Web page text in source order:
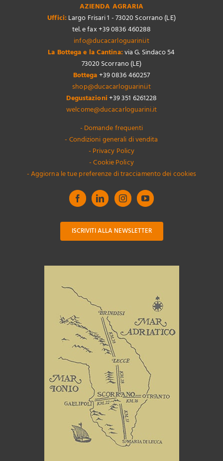
AZIENDA AGRARIA
Uffici: Largo Frisari 1 - 73020 Scorrano (LE)
tel. e fax +39 0836 460288
info@ducacarloguarini.it
La Bottega e la Cantina:via G. Sindaco 54
73020 Scorrano (LE)
Bottega+39 0836 460257
shop@ducacarloguarini.it
Degustazioni+39 351 6261228
welcome@ducacarloguarini.it
- Domande frequenti
- Condizioni generali di vendita
- Privacy Policy
- Cookie Policy
- Aggiorna le tue preferenze di tracciamento dei cookies
ISCRIVITI ALLA NEWSLETTER